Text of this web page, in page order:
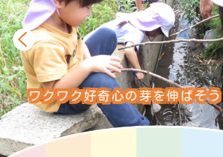
ワクワク好奇心の芽を伸ばそう